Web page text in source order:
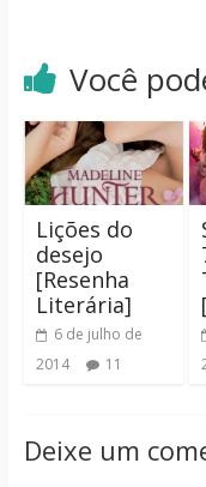
Você
Lições do
desejo
[Resenha
Literária]
6 de julho de
2014
11
Deixe um